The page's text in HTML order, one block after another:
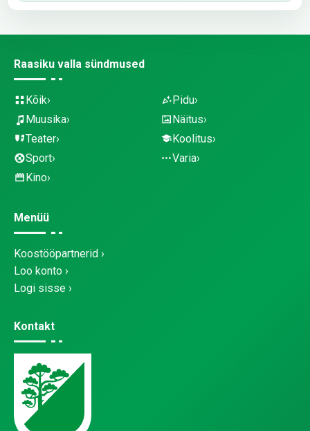
Raasiku valla sündmused
Kõik
Muusika
Teater
Sport
Kino
Pidu
Näitus
Koolitus
Varia
Menüü
Koostööpartnerid
Loo konto
Logi sisse
Kontakt